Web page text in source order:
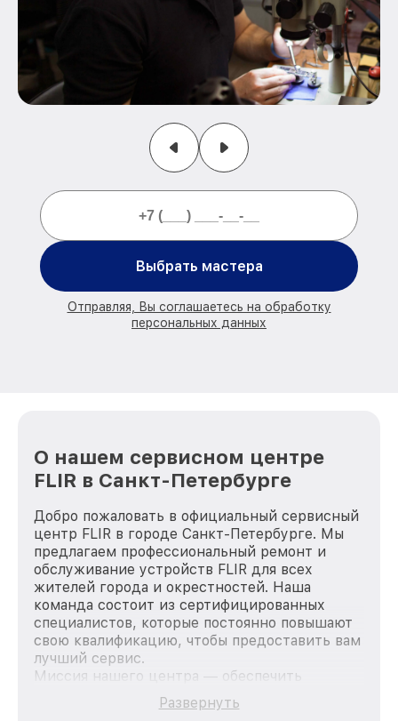
Выбрать мастера
Отправляя, Вы соглашаетесь на обработку
персональных данных
О нашем сервисном центре
FLIR в Санкт-Петербурге
Добро пожаловать в официальный сервисный
центр FLIR в городе Санкт-Петербурге. Мы
предлагаем профессиональный ремонт и
обслуживание устройств FLIR для всех
жителей города и окрестностей. Наша
команда состоит из сертифицированных
специалистов, которые постоянно повышают
свою квалификацию, чтобы предоставить вам
лучший сервис.
Миссия нашего центра — обеспечить
качественный и доступный ремонт для
каждого пользователя продукции FLIR, вне
Развернуть